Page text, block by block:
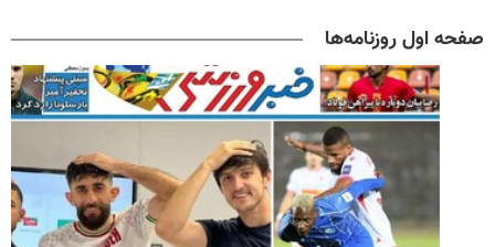
صفحه اول روزنامه‌ها